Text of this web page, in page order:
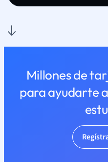
Millones de
para ayudarte